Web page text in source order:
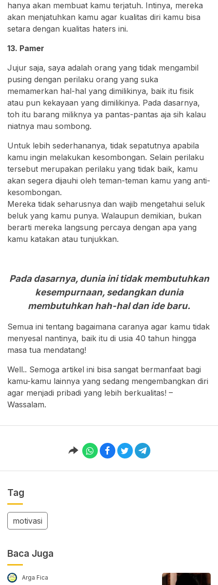
hanya akan membuat kamu terjatuh. Intinya, mereka
akan menjatuhkan kamu agar kualitas diri kamu bisa
setara dengan kualitas haters ini.
13. Pamer
Jujur saja, saya adalah orang yang tidak mengambil
pusing dengan perilaku orang yang suka
memamerkan hal-hal yang dimilikinya, baik itu fisik
atau pun kekayaan yang dimilikinya. Pada dasarnya,
toh itu barang miliknya ya pantas-pantas aja sih kalau
niatnya mau sombong.
Untuk lebih sederhananya, tidak sepatutnya apabila
kamu ingin melakukan kesombongan. Selain perilaku
tersebut merupakan perilaku yang tidak baik, kamu
akan segera dijauhi oleh teman-teman kamu yang anti-
kesombongan.
Mereka tidak seharusnya dan wajib mengetahui seluk
beluk yang kamu punya. Walaupun demikian, bukan
berarti mereka langsung percaya dengan apa yang
kamu katakan atau tunjukkan.
Pada dasarnya, dunia ini tidak membutuhkan
kesempurnaan, sedangkan dunia
membutuhkan hah-hal dan ide baru.
Semua ini tentang bagaimana caranya agar kamu tidak
menyesal nantinya, baik itu di usia 40 tahun hingga
masa tua mendatang!
Well.. Semoga artikel ini bisa sangat bermanfaat bagi
kamu-kamu lainnya yang sedang mengembangkan diri
agar menjadi pribadi yang lebih berkualitas! –
Wassalam.
Tag
motivasi
Baca Juga
Arga Fica